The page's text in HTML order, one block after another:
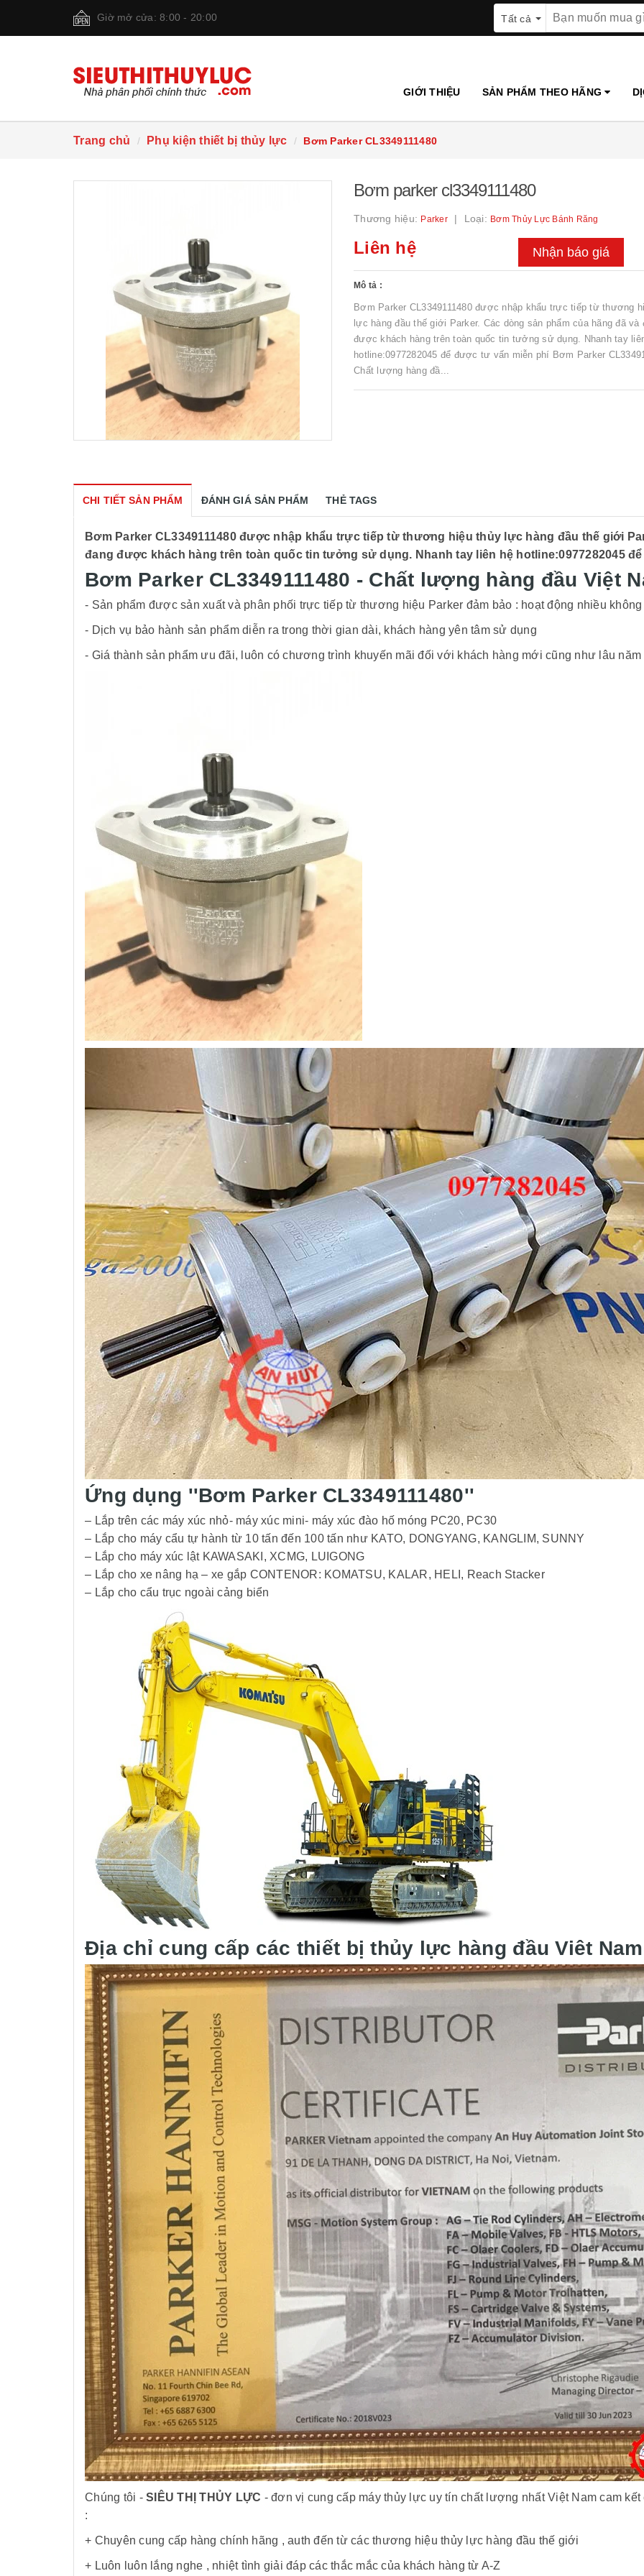
Giờ mở cửa: 8:00 - 20:00 Tất cả
GIỚI THIỆU SẢN PHẨM THEO HÃNG
Trang chủ Phụ kiện thiết bị thủy lực Bơm Parker CL3349111480
Bơm parker cl3349111480
Thương hiệu: Parker Loại: Bơm Thủy Lực Bánh Răng
Liên hệ Nhận báo giá
Mô tả :
Bơm Parker CL3349111480 được nhập khẩu trực tiếp từ thương
lực hàng đầu thế giới Parker. Các dòng sản phẩm của hãng đã và
được khách hàng trên toàn quốc tin tưởng sử dụng. Nhanh tay
hotline:0977282045 để được tư vấn miễn phí Bơm Parker
Chất lượng hàng đầ...
CHI TIẾT SẢN PHẨM ĐÁNH GIÁ SẢN PHẨM THẺ TAGS
Bơm Parker CL3349111480 được nhập khẩu trực tiếp từ thương hiệu thủy lực hàng đầu thế giới
đang được khách hàng trên toàn quốc tin tưởng sử dụng. Nhanh tay liên hệ hotline:0977282045
Bơm Parker CL3349111480 - Chất lượng hàng đầu Việt
- Sản phẩm được sản xuất và phân phối trực tiếp từ thương hiệu Parker đảm bảo : hoạt động nhiều
- Dịch vụ bảo hành sản phẩm diễn ra trong thời gian dài, khách hàng yên tâm sử dụng
- Giá thành sản phẩm ưu đãi, luôn có chương trình khuyến mãi đối với khách hàng mới cũng như lâu năm
Ứng dụng ''Bơm Parker CL3349111480''
– Lắp trên các máy xúc nhỏ- máy xúc mini- máy xúc đào hố móng PC20, PC30
– Lắp cho máy cẩu tự hành từ 10 tấn đến 100 tấn như KATO, DONGYANG, KANGLIM, SUNNY
– Lắp cho máy xúc lật KAWASAKI, XCMG, LUIGONG
– Lắp cho xe nâng hạ – xe gắp CONTENOR: KOMATSU, KALAR, HELI, Reach Stacker
– Lắp cho cẩu trục ngoài cảng biển
Địa chỉ cung cấp các thiết bị thủy lực hàng đầu Viêt Nam
Chúng tôi - SIÊU THỊ THỦY LỰC - đơn vị cung cấp máy thủy lực uy tín chất lượng nhất Việt Nam cam
:
+ Chuyên cung cấp hàng chính hãng , auth đến từ các thương hiệu thủy lực hàng đầu thế giới
+ Luôn luôn lắng nghe , nhiệt tình giải đáp các thắc mắc của khách hàng từ A-Z